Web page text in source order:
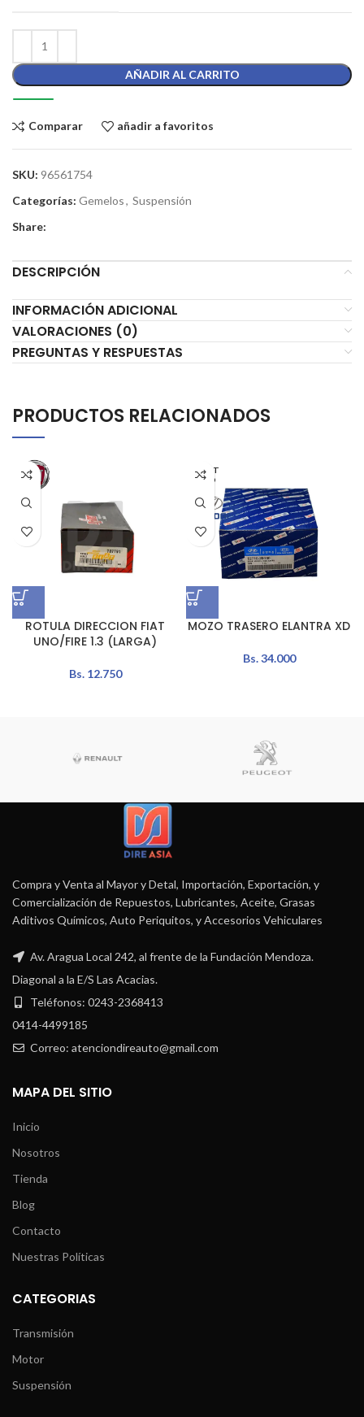
AÑADIR AL CARRITO
Comparar añadir a favoritos
SKU: 96561754
Categorías: Gemelos, Suspensión
Share:
DESCRIPCIÓN
INFORMACIÓN ADICIONAL
VALORACIONES (0)
PREGUNTAS Y RESPUESTAS
PRODUCTOS RELACIONADOS
ROTULA DIRECCION FIAT
UNO/FIRE 1.3 (LARGA)
Bs.12.750
AGOT
ADO
MOZO TRASERO ELANTRA XD
Bs.34.000
Compra y Venta al Mayor y Detal, Importación, Exportación, y
Comercialización de Repuestos, Lubricantes, Aceite, Grasas
Aditivos Químicos, Auto Periquitos, y Accesorios Vehiculares
Av. Aragua Local 242, al frente de la Fundación Mendoza.
Diagonal a la E/S Las Acacias.
Teléfonos: 0243-2368413
0414-4499185
Correo: atenciondireauto@gmail.com
MAPA DEL SITIO
Inicio
Nosotros
Tienda
Blog
Contacto
Nuestras Políticas
CATEGORIAS
Transmisión
Motor
Suspensión